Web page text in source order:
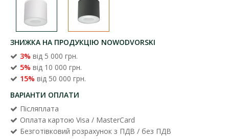
ЗНИЖКА НА ПРОДУКЦІЮ NOWODVORSKI
3% від 5 000 грн.
5% від 10 000 грн.
15% від 50 000 грн.
ВАРІАНТИ ОПЛАТИ
Післяплата
Оплата картою Visa / MasterCard
Безготівковий розрахунок з ПДВ / без ПДВ